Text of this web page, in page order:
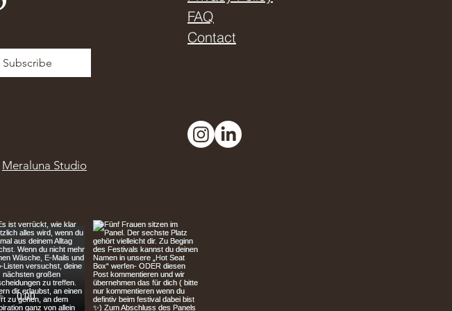
Subscribe
FAQ
Contact
Meraluna Studio